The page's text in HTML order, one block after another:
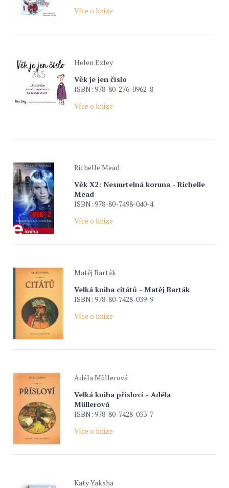
Více o knize
Helen Exley
Věk je jen číslo
ISBN: 978-80-276-0962-8
Více o knize
Richelle Mead
Věk X2: Nesmrtelná koruna - Richelle
Mead
ISBN: 978-80-7498-040-4
Více o knize
Matěj Barták
Velká kniha citátů - Matěj Barták
ISBN: 978-80-7428-039-9
Více o knize
Adéla Müllerová
Velká kniha přísloví - Adéla
Müllerová
ISBN: 978-80-7428-033-7
Více o knize
Katy Yaksha